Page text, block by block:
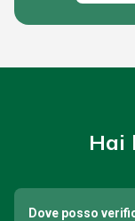
Hai
Dove posso